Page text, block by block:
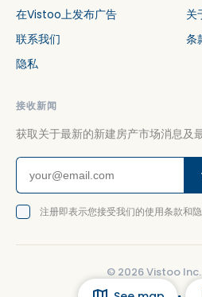
在Vistoo上发布广告
关
联系我们
条
隐私
接收新闻
获取关于最新的新建房产市场消息及
注册即表示您接受我们的使用条款和隐
© 2026Vistoo Inc.